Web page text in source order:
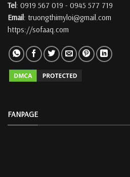
Tel: 0919 567 019 - 0945 577 719
Email: truongthimyloi@gmail.com
https://sofaaq.com
FANPAGE